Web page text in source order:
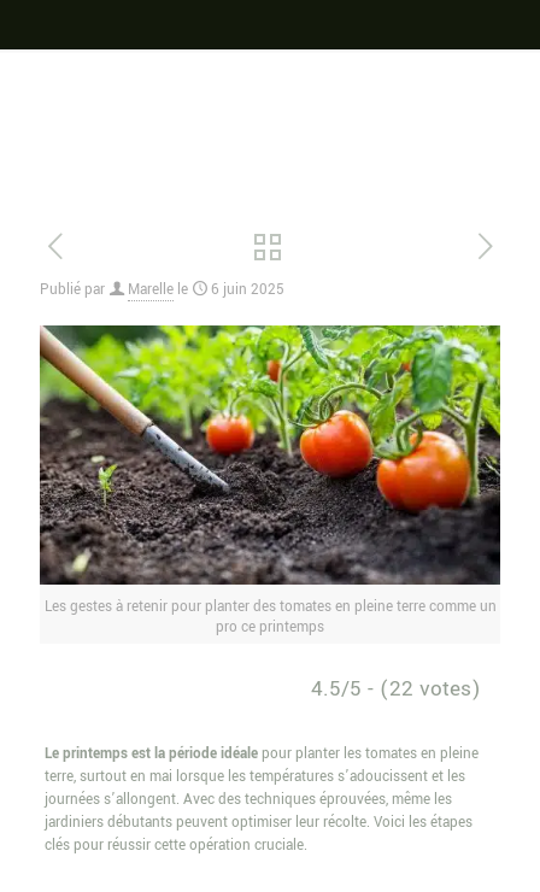
Publié par Marelle le 6 juin 2025
Les gestes à retenir pour planter des tomates en pleine terre comme un
pro ce printemps
4.5/5 - (22 votes)
Le printemps est la période idéalepour planter les tomates en pleine
terre, surtout en mai lorsque les températures s’adoucissent et les
journées s’allongent. Avec des techniques éprouvées, même les
jardiniers débutants peuvent optimiser leur récolte. Voici les étapes
clés pour réussir cette opération cruciale.